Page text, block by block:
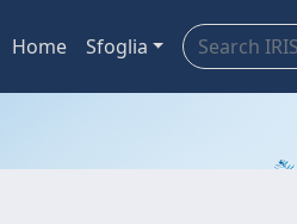
Home Sfoglia